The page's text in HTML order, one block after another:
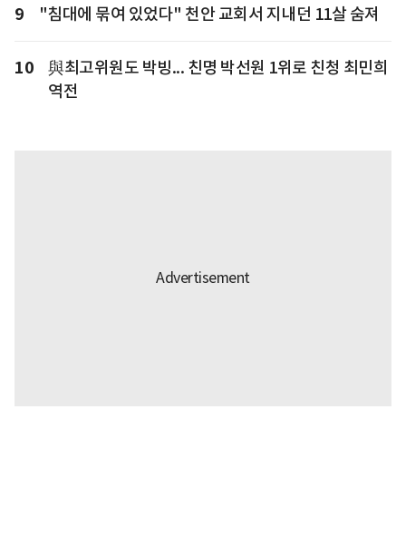
9 "침대에 묶여 있었다" 천안 교회서 지내던 11살 숨져
10
與최고위원도 박빙... 친명 박선원 1위로 친청 최민희
역전